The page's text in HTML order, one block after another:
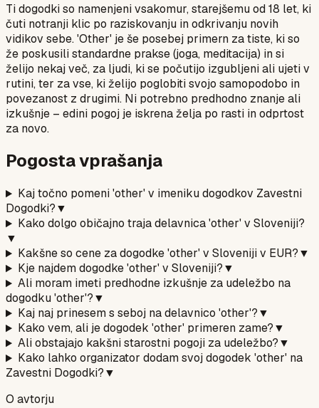
Ti dogodki so namenjeni vsakomur, starejšemu od 18 let, ki
čuti notranji klic po raziskovanju in odkrivanju novih
vidikov sebe. 'Other' je še posebej primern za tiste, ki so
že poskusili standardne prakse (joga, meditacija) in si
želijo nekaj več, za ljudi, ki se počutijo izgubljeni ali ujeti v
rutini, ter za vse, ki želijo poglobiti svojo samopodobo in
povezanost z drugimi. Ni potrebno predhodno znanje ali
izkušnje – edini pogoj je iskrena želja po rasti in odprtost
za novo.
Pogosta vprašanja
Kaj točno pomeni 'other' v imeniku dogodkov Zavestni
Dogodki?▼
Kako dolgo običajno traja delavnica 'other' v Sloveniji?
▼
Kakšne so cene za dogodke 'other' v Sloveniji v EUR?▼
Kje najdem dogodke 'other' v Sloveniji?▼
Ali moram imeti predhodne izkušnje za udeležbo na
dogodku 'other'?▼
Kaj naj prinesem s seboj na delavnico 'other'?▼
Kako vem, ali je dogodek 'other' primeren zame?▼
Ali obstajajo kakšni starostni pogoji za udeležbo?▼
Kako lahko organizator dodam svoj dogodek 'other' na
Zavestni Dogodki?▼
O avtorju